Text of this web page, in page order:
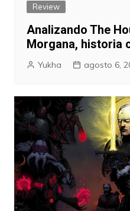
Review
Analizando The
Morgana, historia
Yukha agosto 6,